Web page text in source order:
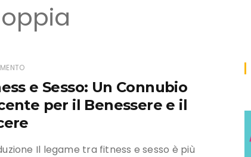
Allenamento
Gestione
News ed eventi
Marketing
e Sesso: Un Connubio
per il Benessere e il
Il legame tra fitness e sesso è più